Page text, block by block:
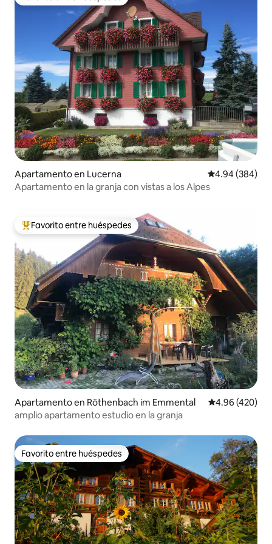
Favorito entre huéspedes
Apartamento en Lucerna Calificación
4.94 (384)
Apartamento en la granja con vistas a los Alpes
Favorito entre huéspedes preferido
Favorito entre huéspedes
Apartamento en Röthenbach im Emmental Calificación
4.96 (420)
amplio apartamento estudio en la granja
Favorito entre huéspedes
Favorito entre huéspedes